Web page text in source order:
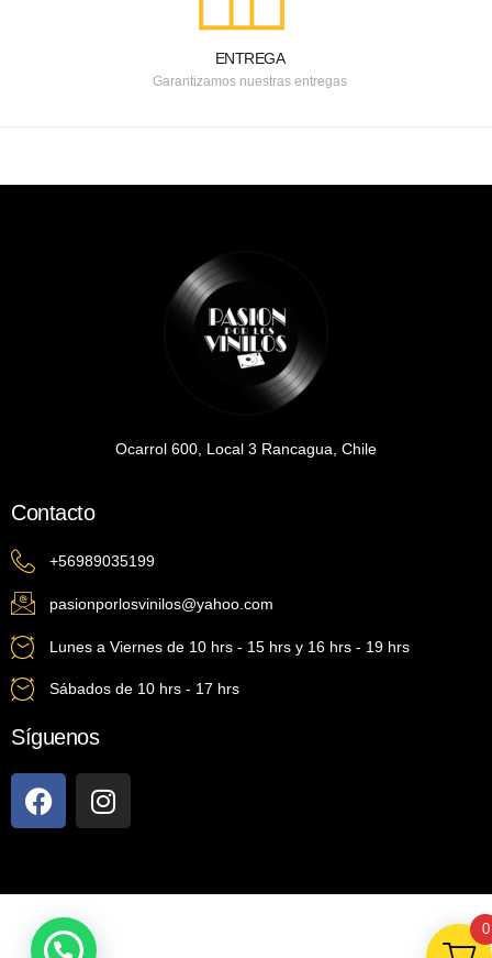
ENTREGA
Garantizamos nuestras entregas
Ocarrol 600, Local 3 Rancagua, Chile
Contacto
+56989035199
pasionporlosvinilos@yahoo.com
Lunes a Viernes de 10 hrs - 15 hrs y 16 hrs - 19 hrs
Sábados de 10 hrs - 17 hrs
Síguenos
0